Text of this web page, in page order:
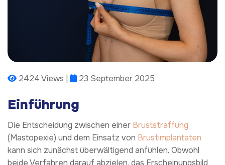
2424 Views | 23 September 2025
Einführung
Die Entscheidung zwischen einer Bruststraffung
(Mastopexie) und dem Einsatz von Brustimplantaten
kann sich zunächst überwältigend anfühlen. Obwohl
beide Verfahren darauf abzielen, das Erscheinungsbild